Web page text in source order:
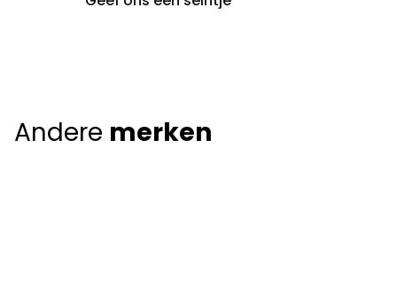
Andere merken